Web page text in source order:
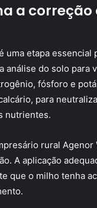
a
uma etapa
análise do solo
fósforo e
para
nutrientes.
rural
A aplicação
que o milho tenha